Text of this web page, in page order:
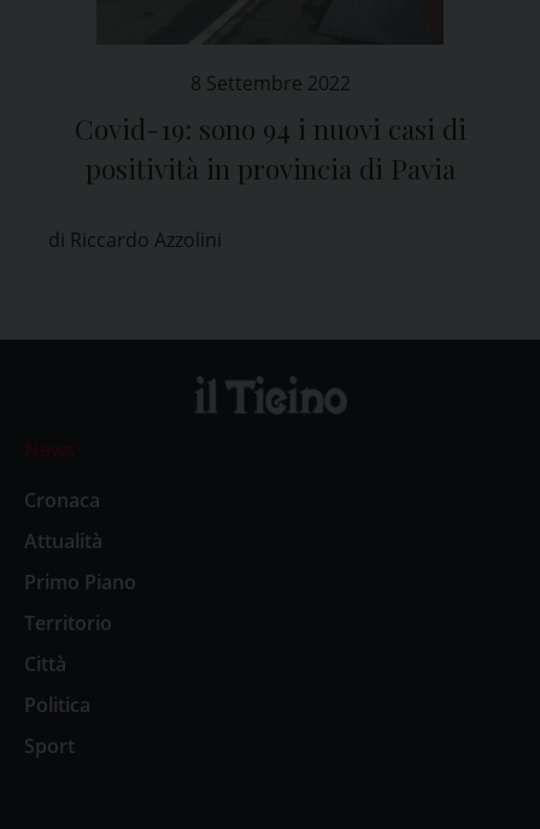
8 Settembre 2022
Covid-19: sono 94 i nuovi casi di
positività in provincia di Pavia
di Riccardo Azzolini
News
Cronaca
Attualità
Primo Piano
Territorio
Città
Politica
Sport